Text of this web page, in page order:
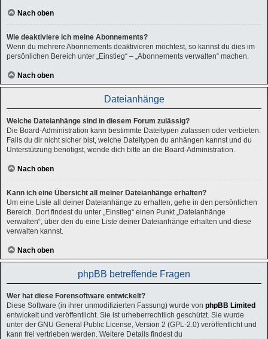
Nach oben
Wie deaktiviere ich meine Abonnements?
Wenn du mehrere Abonnements deaktivieren möchtest, so kannst du dies im
persönlichen Bereich unter „Einstieg“ – „Abonnements verwalten“ machen.
Nach oben
Dateianhänge
Welche Dateianhänge sind in diesem Forum zulässig?
Die Board-Administration kann bestimmte Dateitypen zulassen oder verbieten.
Falls du dir nicht sicher bist, welche Dateitypen du anhängen kannst und du
Unterstützung benötigst, wende dich bitte an die Board-Administration.
Nach oben
Kann ich eine Übersicht all meiner Dateianhänge erhalten?
Um eine Liste all deiner Dateianhänge zu erhalten, gehe in den persönlichen
Bereich. Dort findest du unter „Einstieg“ einen Punkt „Dateianhänge
verwalten“, über den du eine Liste deiner Dateianhänge erhalten und diese
verwalten kannst.
Nach oben
phpBB betreffende Fragen
Wer hat diese Forensoftware entwickelt?
Diese Software (in ihrer unmodifizierten Fassung) wurde von phpBB Limited
entwickelt und veröffentlicht. Sie ist urheberrechtlich geschützt. Sie wurde
unter der GNU General Public License, Version 2 (GPL-2.0) veröffentlicht und
kann frei vertrieben werden. Weitere Details findest du